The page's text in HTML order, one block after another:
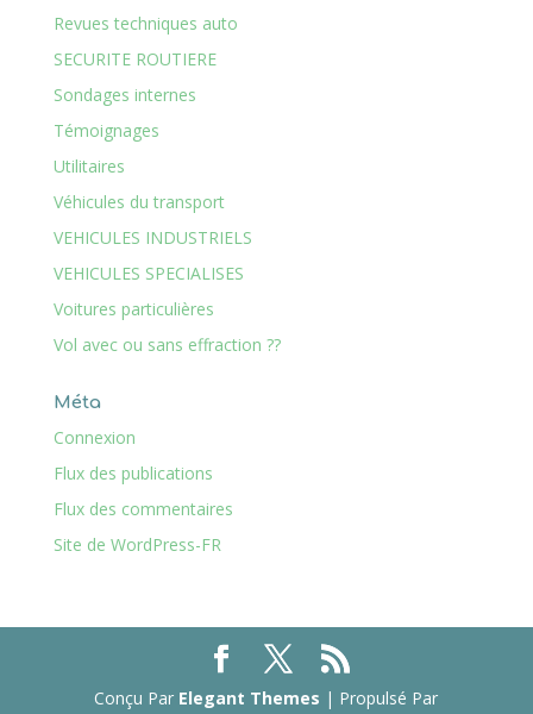
Revues techniques auto
SECURITE ROUTIERE
Sondages internes
Témoignages
Utilitaires
Véhicules du transport
VEHICULES INDUSTRIELS
VEHICULES SPECIALISES
Voitures particulières
Vol avec ou sans effraction ??
Méta
Connexion
Flux des publications
Flux des commentaires
Site de WordPress-FR
Conçu Par Elegant Themes | Propulsé Par